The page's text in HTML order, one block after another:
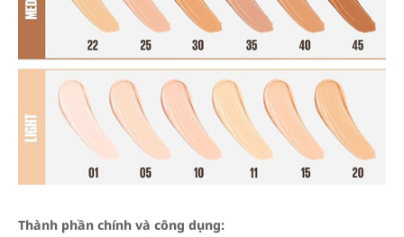
Thành phần chính và công dụng: